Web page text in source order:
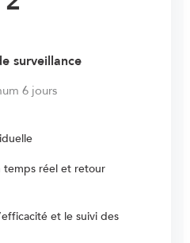
surveillance
6 jours
temps réel et retour
et le suivi des